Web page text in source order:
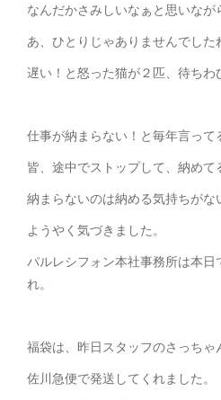
なんだかさみしいなぁと思いなが
あ、ひとりじゃありませんでした
遅い！と怒った猫が２匹、待ちわ
仕事が納まらない！と毎年言って
皆、途中でストップして、納めて
納まらないのは納める気持ちがな
ようやく気づきました。
パルレシフォン本社事務所は本
れ。
福袋は、昨日スタッフのさっちゃ
佐川急便で発送してくれました。